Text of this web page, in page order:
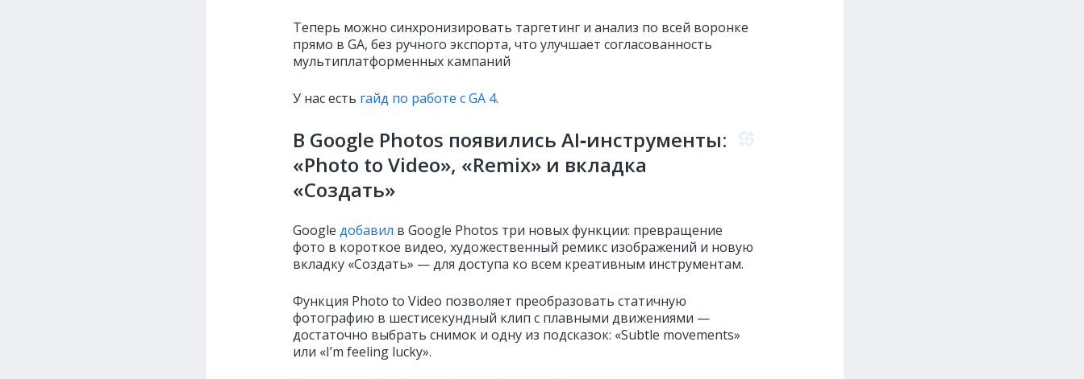
Теперь можно синхронизировать таргетинг и анализ по всей воронке
прямо в GA, без ручного экспорта, что улучшает согласованность
мультиплатформенных кампаний
У нас есть гайд по работе с GA 4.
В Google Photos появились AI‑инструменты:
«Photo to Video», «Remix» и вкладка
«Создать»
Google добавил в Google Photos три новых функции: превращение
фото в короткое видео, художественный ремикс изображений и новую
вкладку «Создать» — для доступа ко всем креативным инструментам.
Функция Photo to Video позволяет преобразовать статичную
фотографию в шестисекундный клип с плавными движениями —
достаточно выбрать снимок и одну из подсказок: «Subtle movements»
или «I’m feeling lucky».